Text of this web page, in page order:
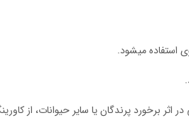
استفاده میشود.
پرندگان یا سایر حیوانات، از